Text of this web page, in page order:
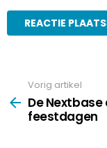
more
Vorig artikel
De
feestdagen